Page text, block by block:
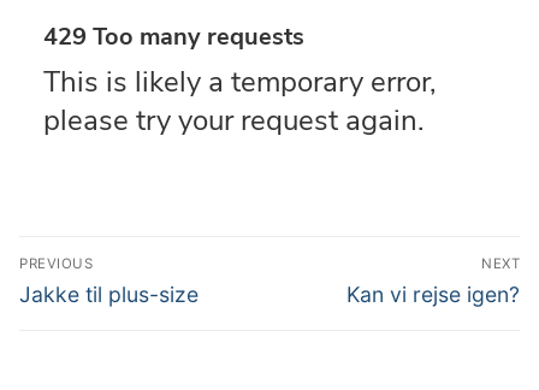
Indlægsnavigation
PREVIOUS
Previous
Jakke til plus-size
NEXT
Next
Kan vi rejse igen?